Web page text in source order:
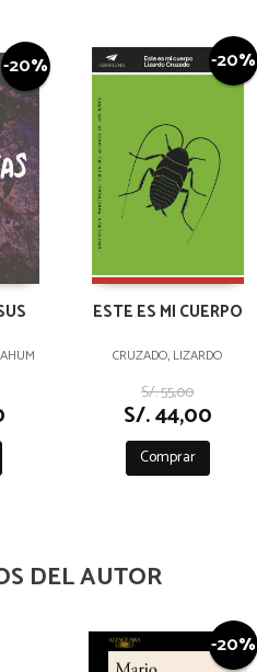
-20% -20%
ESTE ES MI CUERPO
CRUZADO, LIZARDO
S/. 55,00
S/. 44,00
Comprar
DEL AUTOR
-20%